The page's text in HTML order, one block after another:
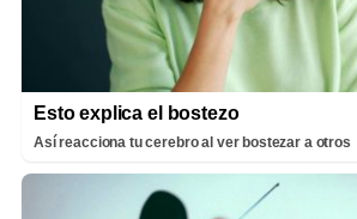
Esto explica el bostezo
Así reacciona tu cerebro al ver bostezar a otros